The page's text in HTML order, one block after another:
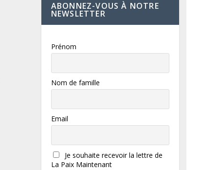
ABONNEZ-VOUS À NOTRE
NEWSLETTER
Prénom
Nom de famille
Email
Je souhaite recevoir la lettre de
La Paix Maintenant